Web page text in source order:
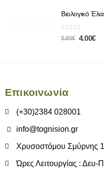
0 out of 5
5.00€ 4.00€
Επικοινωνία
(+30)2384 028001
info@tognision.gr
Χρυσοστόμου Σμύρνης
Ώρες Λειτουργίας :